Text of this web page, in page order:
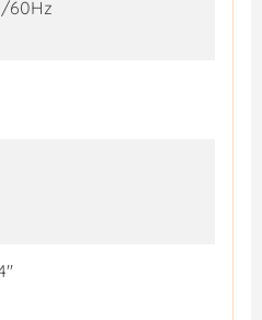
60Hz